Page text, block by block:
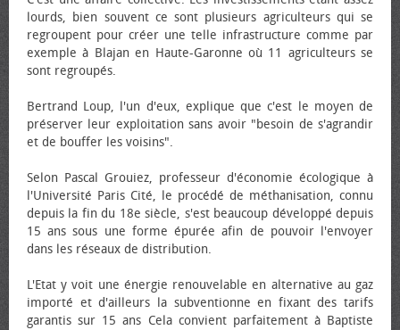
lourds, bien souvent ce sont plusieurs agriculteurs qui se
regroupent pour créer une telle infrastructure comme par
exemple à Blajan en Haute-Garonne où 11 agriculteurs se
sont regroupés.
Bertrand Loup, l'un d'eux, explique que c'est le moyen de
préserver leur exploitation sans avoir "besoin de s'agrandir
et de bouffer les voisins".
Selon Pascal Grouiez, professeur d'économie écologique à
l'Université Paris Cité, le procédé de méthanisation, connu
depuis la fin du 18e siècle, s'est beaucoup développé depuis
15 ans sous une forme épurée afin de pouvoir l'envoyer
dans les réseaux de distribution.
L'Etat y voit une énergie renouvelable en alternative au gaz
importé et d'ailleurs la subventionne en fixant des tarifs
garantis sur 15 ans Cela convient parfaitement à Baptiste